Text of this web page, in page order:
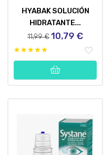
HYABAK SOLUCIÓN
HIDRATANTE...
Precio
11,99 € Precio
10,79 €